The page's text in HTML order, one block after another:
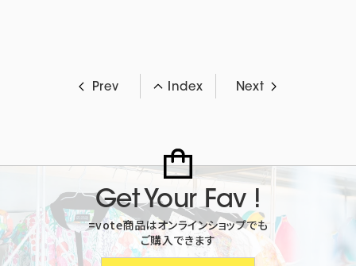
Prev Index Next
Get Your Fav !
=vote商品はオンラインショップでも
ご購入できます